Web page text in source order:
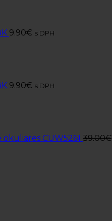
9.90€ s DPH
9.90€ s DPH
CUW5261 39.00€